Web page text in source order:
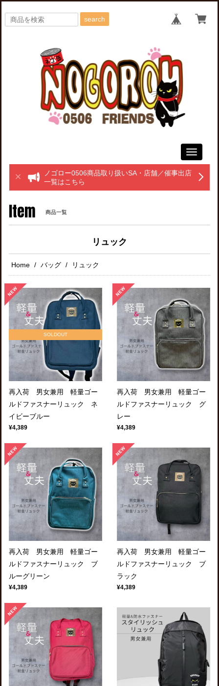
search
Toggle
ノゴロー0506商品取り扱いSA・店舗／催事出店
一覧はこちら
Item 商品一覧
リュック
Home バッグ リュック
SOLDOUT
再入荷 男女兼用 軽量ゴー
ルドファスナーリュック ネ
イビーブルー
¥4,389
再入荷 男女兼用 軽量ゴー
ルドファスナーリュック グ
レー
¥4,389
再入荷 男女兼用 軽量ゴー
ルドファスナーリュック ブ
ルーグリーン
¥4,389
再入荷 男女兼用 軽量ゴー
ルドファスナーリュック ブ
ラック
¥4,389